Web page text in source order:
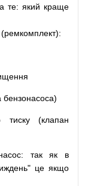
те: який краще
(ремкомплект):
бензонасоса)
тиску (клапан
: так як
в
це якщо